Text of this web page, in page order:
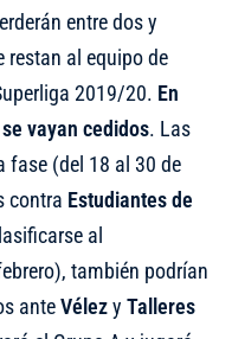
entre dos y
restan al equipo de
2019/20. En
vayan cedidos. Las
fase (del 18 al 30 de
contra Estudiantes de
al
también podrían
anteVélezy Talleres